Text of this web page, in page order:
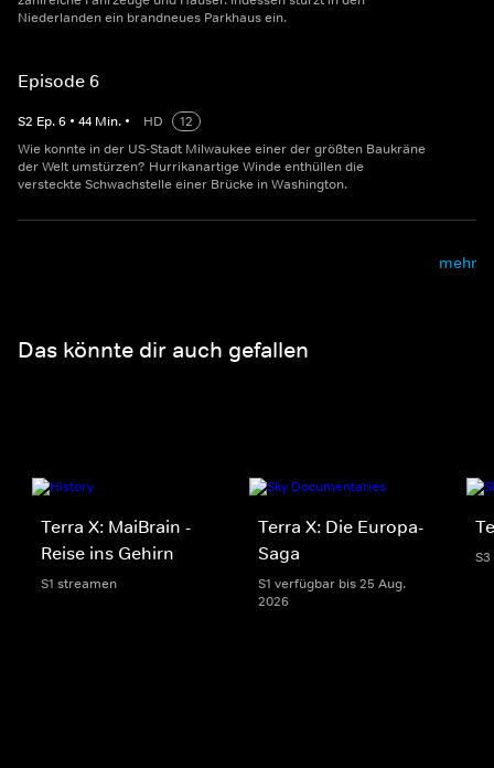
Niederlanden ein brandneues Parkhaus ein.
Episode 6
S2 Ep.6 • 44 Min. • HD
12
Wie konnte in der US-Stadt Milwaukee einer der größten Baukräne
der Welt umstürzen? Hurrikanartige Winde enthüllen die
versteckte Schwachstelle einer Brücke in Washington.
mehr
Das könnte dir auch gefallen
Terra X: MaiBrain -
Reise ins Gehirn
S1 streamen
Terra X: Die Europa-
Saga
S1 verfügbar bis 25 Aug.
2026